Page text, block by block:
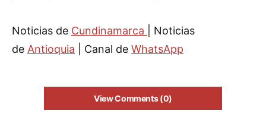
Noticias de Cundinamarca
| Noticias
de Antioquia | Canal de WhatsApp
View Comments (0)